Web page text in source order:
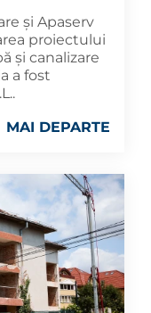
și Apaserv
proiectului
și canalizare
a fost
MAI DEPARTE